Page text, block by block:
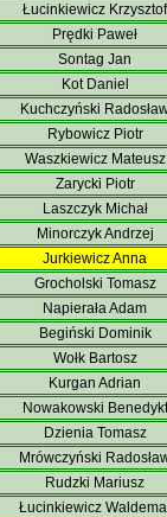
Łucinkiewicz Krzysztof
Prędki Paweł
Sontag Jan
Kot Daniel
Kuchczyński
Rybowicz Piotr
Waszkiewicz Mateusz
Zarycki Piotr
Laszczyk Michał
Minorczyk Andrzej
Jurkiewicz Anna
Grocholski Tomasz
Napierała Adam
Begiński Dominik
Wołk Bartosz
Kurgan Adrian
Nowakowski Benedykt
Dzienia Tomasz
Mrówczyński
Rudzki Mariusz
Łucinkiewicz